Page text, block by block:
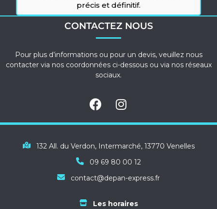
précis et définitif.
CONTACTEZ NOUS
Pour plus d’informations ou pour un devis, veuillez nous
contacter via nos coordonnées ci-dessous ou via nos réseaux
sociaux.
132 All. du Verdon, Intermarché, 13770 Venelles
09 69 80 00 12
contact@depan-express.fr
Les horaires